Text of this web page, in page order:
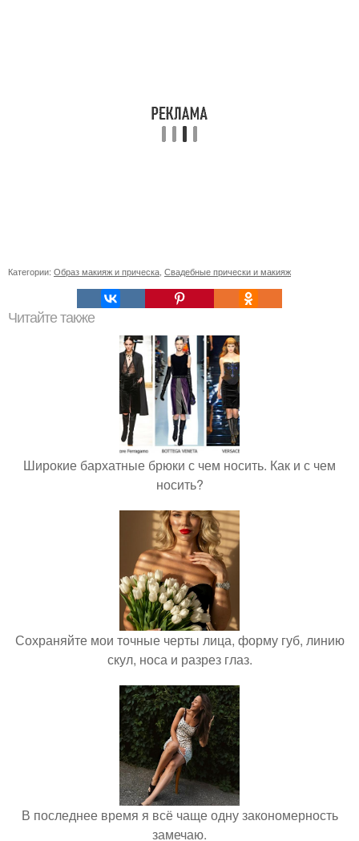
Категории: Образ макияж и прическа, Свадебные прически и макияж
Читайте также
Широкие бархатные брюки с чем носить. Как и с чем
носить?
Сохраняйте мои точные черты лица, форму губ, линию
скул, носа и разрез глаз.
В последнее время я всё чаще одну закономерность
замечаю.